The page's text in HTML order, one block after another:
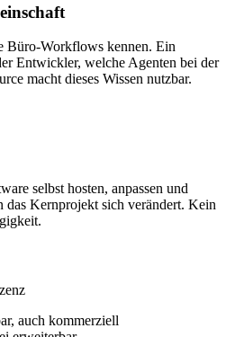
Büro-Workflows kennen. Ein
Entwickler, welche Agenten bei der
macht dieses Wissen nutzbar.
selbst hosten, anpassen und
Kernprojekt sich verändert. Kein
auch kommerziell